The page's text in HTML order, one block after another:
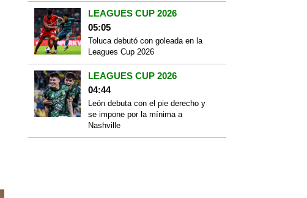
LEAGUES CUP 2026
05:05
Toluca debutó con goleada en la
Leagues Cup 2026
LEAGUES CUP 2026
04:44
León debuta con el pie derecho y
se impone por la mínima a
Nashville